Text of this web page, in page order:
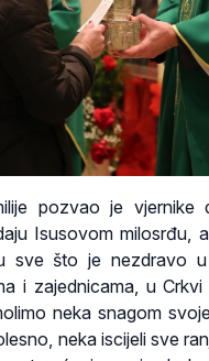
pozvao je vjernike
Isusovom milosrđu,
sve što je nezdravo
i zajednicama, u
neka snagom
neka iscijeli sve